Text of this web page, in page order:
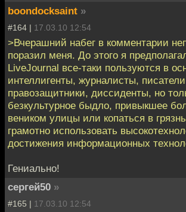
boondocksaint »
#164 | 17.03.10 12:54
>Вчерашний набег в комментарии
поразил меня. До этого я
LiveJournal все-таки пользуются в
интеллигенты, журналисты,
правозащитники, диссиденты, но
безкультурное быдло, привыкшее
веником улицы или копаться в
грамотно использовать
достижения информационных
Гениально!
сергей50 »
#165 | 17.03.10 12:54